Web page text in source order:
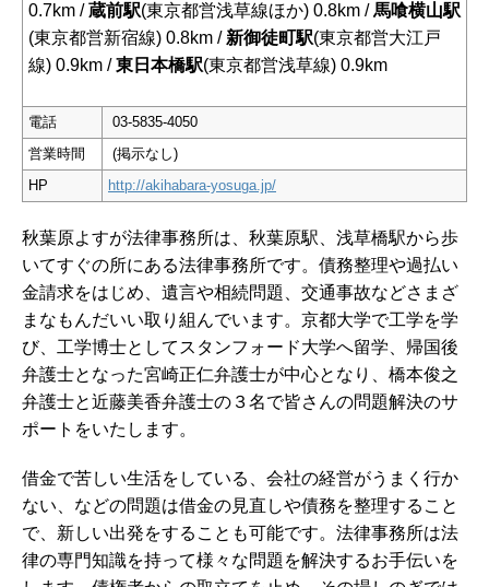
0.7km /蔵前駅(東京都営浅草線ほか) 0.8km /馬喰横山駅
(東京都営新宿線) 0.8km / 新御徒町駅(東京都営大江戸
線) 0.9km /東日本橋駅(東京都営浅草線) 0.9km
電話
03-5835-4050
営業時間
(掲示なし)
HP
http://akihabara-yosuga.jp/
秋葉原よすが法律事務所は、秋葉原駅、浅草橋駅から歩
いてすぐの所にある法律事務所です。債務整理や過払い
金請求をはじめ、遺言や相続問題、交通事故などさまざ
まなもんだいい取り組んでいます。京都大学で工学を学
び、工学博士としてスタンフォード大学へ留学、帰国後
弁護士となった宮崎正仁弁護士が中心となり、橋本俊之
弁護士と近藤美香弁護士の３名で皆さんの問題解決のサ
ポートをいたします。
借金で苦しい生活をしている、会社の経営がうまく行か
ない、などの問題は借金の見直しや債務を整理すること
で、新しい出発をすることも可能です。法律事務所は法
律の専門知識を持って様々な問題を解決するお手伝いを